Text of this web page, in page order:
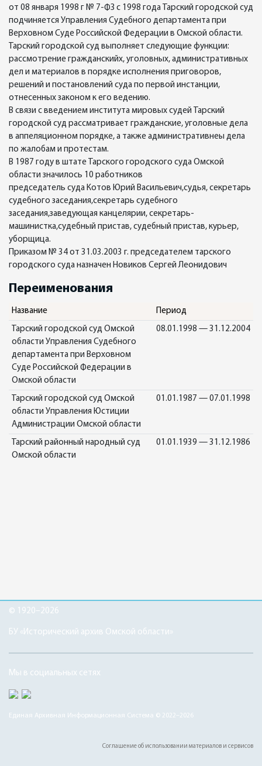
от 08 января 1998 г № 7-ФЗ с 1998 года Тарский городской суд
подчиняется Управления Судебного департамента при
Верховном Суде Российской Федерации в Омской области.
Тарский городской суд выполняет следующие функции:
рассмотрение гражданскийх, уголовных, административных
дел и материалов в порядке исполнения приговоров,
решений и постановлений суда по первой инстанции,
отнесенных законом к его ведению.
В связи с введением института мировых судей Тарский
городской суд рассматривает гражданские, уголовные дела
в аппеляционном порядке, а также административнеы дела
по жалобам и протестам.
В 1987 году в штате Тарского городского суда Омской
области значилось 10 работников
председатель суда Котов Юрий Васильевич,судья, секретарь
судебного заседания,секретарь судебного
заседания,заведующая канцелярии, секретарь-
машинистка,судебный пристав, судебный пристав, курьер,
уборщица.
Приказом № 34 от 31.03.2003 г. председателем тарского
городского суда назначен Новиков Сергей Леонидович
Переименования
Название Период
Тарский городской суд Омской
области Управления Судебного
департамента при Верховном
Суде Российской Федерации в
Омской области
08.01.1998 — 31.12.2004
Тарский городской суд Омской
области Управления Юстиции
Администрации Омской области
01.01.1987 — 07.01.1998
Тарский районный народный суд
Омской области
01.01.1939 — 31.12.1986
© 1920–2026
БУ «Исторический архив Омской области»
Мы в социальных сетях
Единая Архивная Информационная Система © 2022–2026
Соглашение об использовании материалов и сервисов